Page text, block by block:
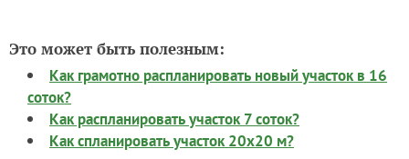
Это может быть полезным:
Как грамотно распланировать новый участок в 16
соток?
Как распланировать участок 7 соток?
Как спланировать участок 20х20 м?